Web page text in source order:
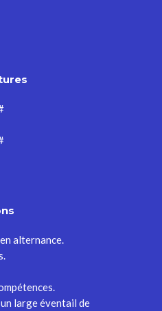
alternance.
large éventail de